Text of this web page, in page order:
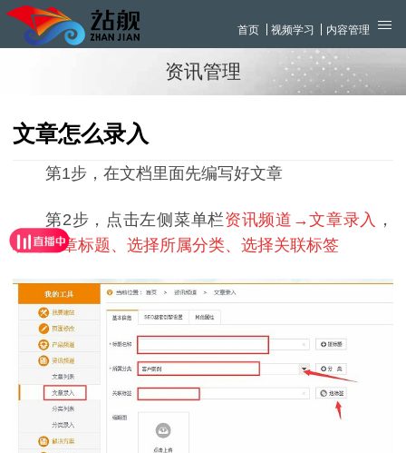
首页 视频学习 内容管理
资讯管理
文章怎么录入
第1步，在文档里面先编写好文章
第2步，点击左侧菜单栏资讯频道→文章录入 ，
填写文章标题、选择所属分类、选择关联标签